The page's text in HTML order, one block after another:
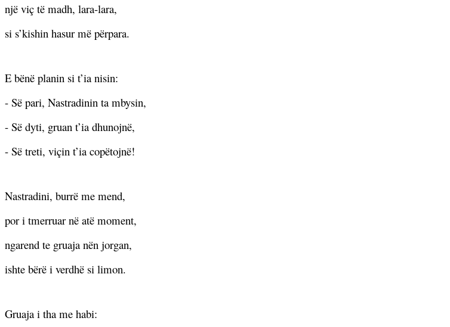
një viç të madh, lara-lara,
si s’kishin hasur më përpara.
E bënë planin si t’ia nisin:
- Së pari, Nastradinin ta mbysin,
- Së dyti, gruan t’ia dhunojnë,
- Së treti, viçin t’ia copëtojnë!
Nastradini, burrë me mend,
por i tmerruar në atë moment,
ngarend te gruaja nën jorgan,
ishte bërë i verdhë si limon.
Gruaja i tha me habi: